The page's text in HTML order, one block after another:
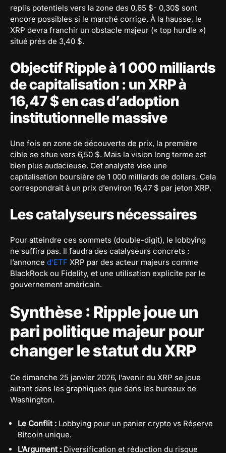
replis potentiels vers la zone des 0,65 $- 0,30$ sont
encore possibles si le marché corrige. À la hausse, le
XRP devra franchir un obstacle majeur (« top hurdle »)
situé près de 3,40 $.
Objectif Ripple à 1 000 milliards
de capitalisation : un XRP à
16,47 $ en cas d’adoption
institutionnelle massive
Une fois en zone de découverte de prix, la première
cible se situe vers 6,50 $. Mais la vision long terme est
bien plus audacieuse. Cet analyste vise une
capitalisation boursière de 1 000 milliards de dollars. Cela
correspondrait à un prix d’environ 16,47 $ par jeton XRP.
Les catalyseurs nécessaires
Pour atteindre ces sommets (double-digit), le lobbying
ne suffira pas. Il faudra des catalyseurs concrets :
l’annonce d’ETF XRP par des acteur majeurs comme
BlackRock ou Fidelity, et une utilisation explicite par le
gouvernement américain.
Synthèse : Ripple joue un
pari politique majeur pour
changer le statut du XRP
Ce dimanche 25 janvier 2026, l’avenir du XRP se joue
autant dans les graphiques que dans les bureaux de
Washington.
Le Conflit : Lobbying pour un panier crypto vs Réserve
Bitcoin unique.
L’Argument : Diversification et réduction du risque